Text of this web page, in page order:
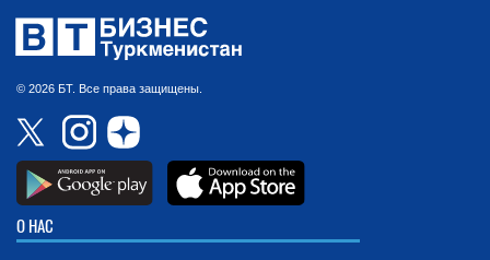
© 2026 БТ. Все права защищены.
О НАС